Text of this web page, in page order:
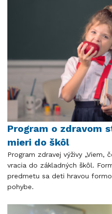
Program o zdravom
mieri do škôl
Program zdravej výživy „Viem,
vracia do základných škôl.
predmetu sa deti hravou
pohybe.